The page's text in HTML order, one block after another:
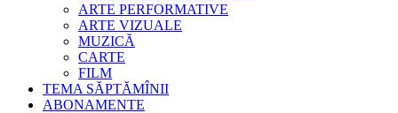
ARTE PERFORMATIVE
ARTE VIZUALE
MUZICĂ
CARTE
FILM
TEMA SĂPTĂMÎNII
ABONAMENTE